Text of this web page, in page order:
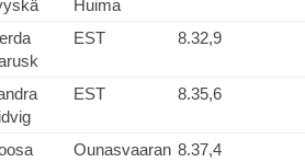
Huima
EST 8.32,9
EST 8.35,6
Ounasvaaran 8.37,4